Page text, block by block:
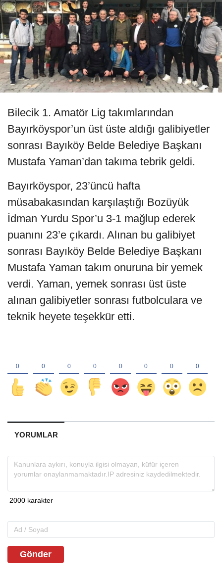
Bilecik 1. Amatör Lig takımlarından
Bayırköyspor’un üst üste aldığı galibiyetler
sonrası Bayıköy Belde Belediye Başkanı
Mustafa Yaman’dan takıma tebrik geldi.
Bayırköyspor, 23’üncü hafta
müsabakasından karşılaştığı Bozüyük
İdman Yurdu Spor’u 3-1 mağlup ederek
puanını 23’e çıkardı. Alınan bu galibiyet
sonrası Bayıköy Belde Belediye Başkanı
Mustafa Yaman takım onuruna bir yemek
verdi. Yaman, yemek sonrası üst üste
alınan galibiyetler sonrası futbolculara ve
teknik heyete teşekkür etti.
YORUMLAR
Gönder